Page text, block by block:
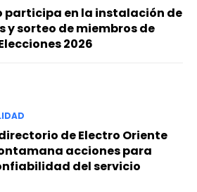
participa en la instalación de
y sorteo de miembros de
2026
de Electro Oriente
acciones para
del servicio